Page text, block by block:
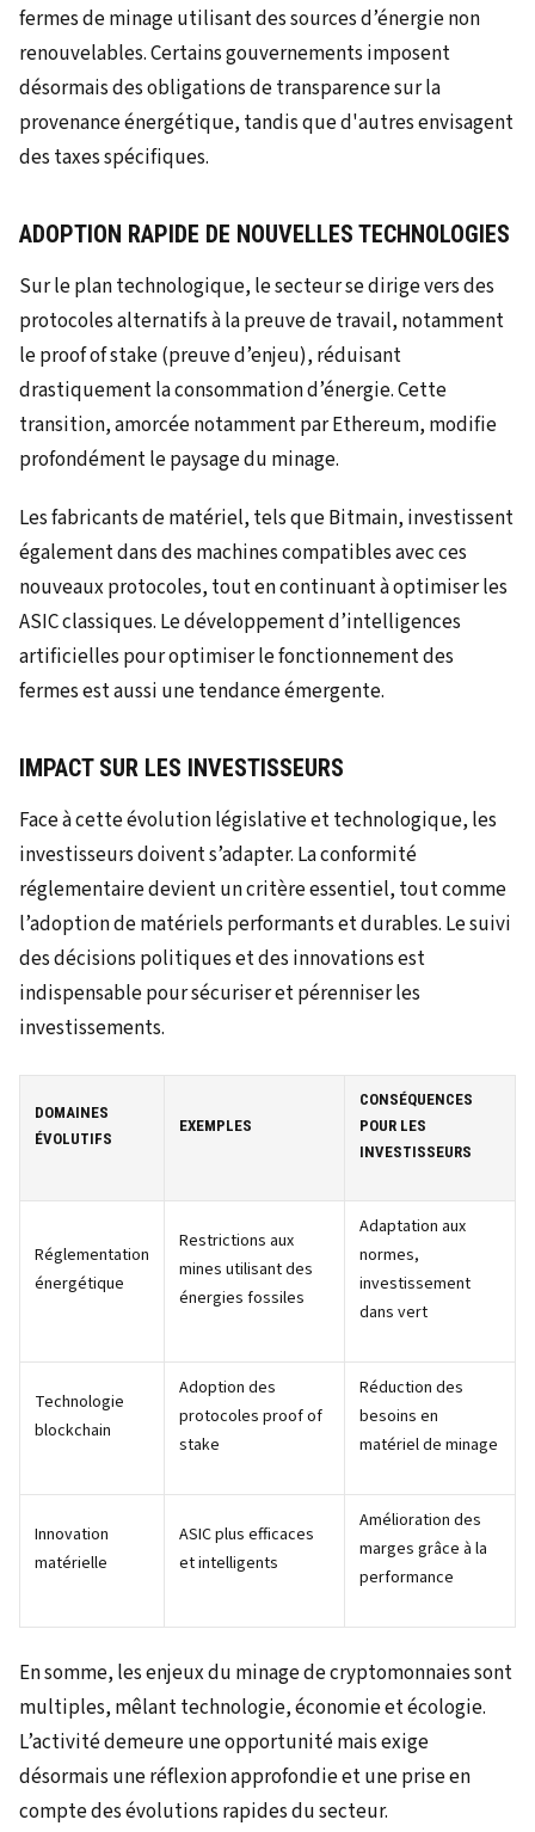
fermes de minage utilisant des sources d’énergie non
renouvelables. Certains gouvernements imposent
désormais des obligations de transparence sur la
provenance énergétique, tandis que d'autres envisagent
des taxes spécifiques.
ADOPTION RAPIDE DE NOUVELLES TECHNOLOGIES
Sur le plan technologique, le secteur se dirige vers des
protocoles alternatifs à la preuve de travail, notamment
le proof of stake (preuve d’enjeu), réduisant
drastiquement la consommation d’énergie. Cette
transition, amorcée notamment par Ethereum, modifie
profondément le paysage du minage.
Les fabricants de matériel, tels que Bitmain, investissent
également dans des machines compatibles avec ces
nouveaux protocoles, tout en continuant à optimiser les
ASIC classiques. Le développement d’intelligences
artificielles pour optimiser le fonctionnement des
fermes est aussi une tendance émergente.
IMPACT SUR LES INVESTISSEURS
Face à cette évolution législative et technologique, les
investisseurs doivent s’adapter. La conformité
réglementaire devient un critère essentiel, tout comme
l’adoption de matériels performants et durables. Le suivi
des décisions politiques et des innovations est
indispensable pour sécuriser et pérenniser les
investissements.
DOMAINES
ÉVOLUTIFS
EXEMPLES
CONSÉQUENCES
POUR LES
INVESTISSEURS
Réglementation
énergétique
Restrictions aux
mines utilisant des
énergies fossiles
Adaptation aux
normes,
investissement
dans vert
Technologie
blockchain
Adoption des
protocoles proof of
stake
Réduction des
besoins en
matériel de minage
Innovation
matérielle
ASIC plus efficaces
et intelligents
Amélioration des
marges grâce à la
performance
En somme, les enjeux du minage de cryptomonnaies sont
multiples, mêlant technologie, économie et écologie.
L’activité demeure une opportunité mais exige
désormais une réflexion approfondie et une prise en
compte des évolutions rapides du secteur.